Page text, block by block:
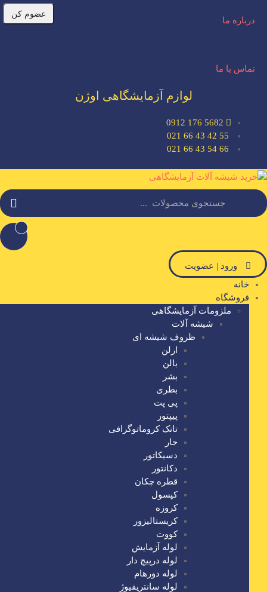
درباره ما
تماس با ما
لوازم آزمایشگاهی اوژن
5682 176 0912
55 42 43 66 021
66 54 43 66 021
ورود | عضویت
خانه
فروشگاه
ملزومات آزمایشگاهی
شیشه آلات
ظروف شیشه ای
ارلن
بالن
بشر
بطری
پی پت
پیپتور
تانک کروماتوگرافی
جار
دسیکاتور
دکانتور
قطره چکان
کپسول
کروزه
کریستالیزور
کووت
لوله آزمایش
لوله درپیچ دار
لوله دورهام
لوله سانتریفیوژ
عضوم کن